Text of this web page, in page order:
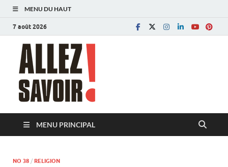
MENU DU HAUT
7 août 2026
MENU PRINCIPAL
NO 38 / RELIGION